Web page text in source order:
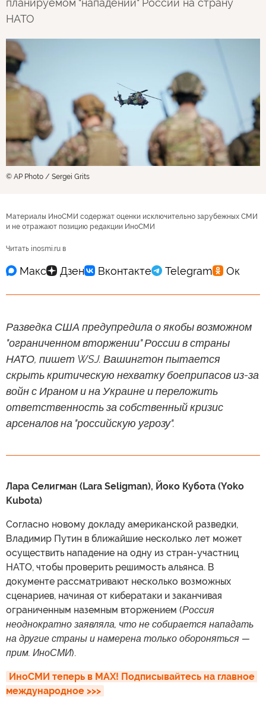
планируемом "нападении" России на страну
НАТО
© AP Photo / Sergei Grits
Материалы ИноСМИ содержат оценки исключительно зарубежных СМИ
и не отражают позицию редакции ИноСМИ
Читать inosmi.ru в
Разведка США предупредила о якобы возможном
"ограниченном вторжении" России в страны
НАТО, пишет WSJ. Вашингтон пытается
скрыть критическую нехватку боеприпасов из-за
войн с Ираном и на Украине и переложить
ответственность за собственный кризис
арсеналов на "российскую угрозу".
Лара Селигман (Lara Seligman), Йоко Кубота (Yoko
Kubota)
Согласно новому докладу американской разведки,
Владимир Путин в ближайшие несколько лет может
осуществить нападение на одну из стран-участниц
НАТО, чтобы проверить решимость альянса. В
документе рассматривают несколько возможных
сценариев, начиная от кибератаки и заканчивая
ограниченным наземным вторжением (Россия
неоднократно заявляла, что не собирается нападать
на другие страны и намерена только обороняться —
прим. ИноСМИ).
ИноСМИ теперь в MAX! Подписывайтесь на главное
международное >>>